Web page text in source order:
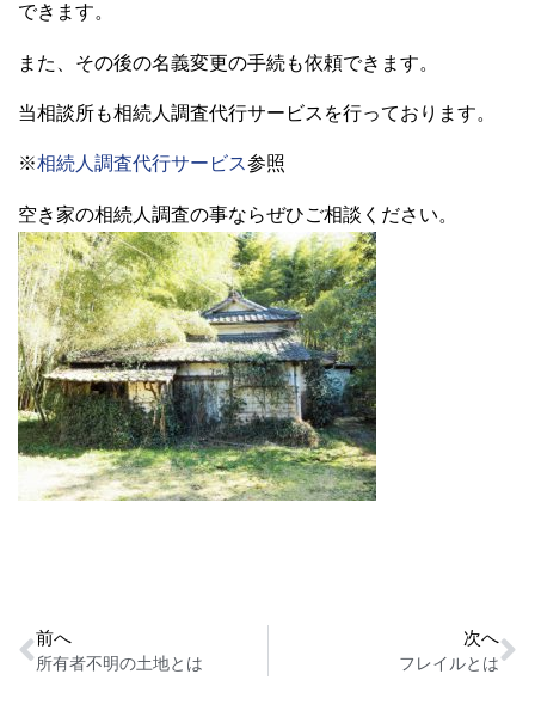
できます。
また、その後の名義変更の手続も依頼できます。
当相談所も相続人調査代行サービスを行っております。
※相続人調査代行サービス参照
空き家の相続人調査の事ならぜひご相談ください。
前へ
所有者不明の土地とは
次へ
フレイルとは